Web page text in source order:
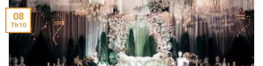
08
Th10